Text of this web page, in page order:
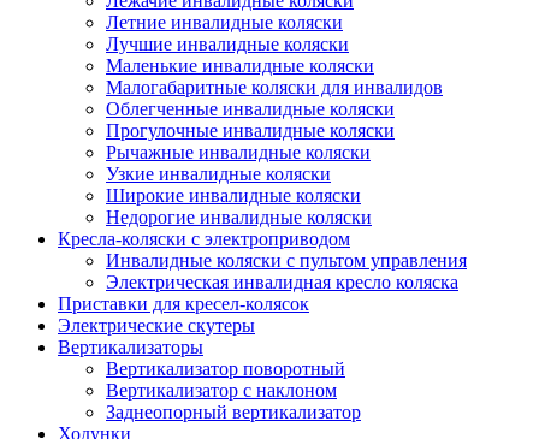
Летние инвалидные коляски
Лучшие инвалидные коляски
Маленькие инвалидные коляски
Малогабаритные коляски для инвалидов
Облегченные инвалидные коляски
Прогулочные инвалидные коляски
Рычажные инвалидные коляски
Узкие инвалидные коляски
Широкие инвалидные коляски
Недорогие инвалидные коляски
Кресла-коляски с электроприводом
Инвалидные коляски с пультом управления
Электрическая инвалидная кресло коляска
Приставки для кресел-колясок
Электрические скутеры
Вертикализаторы
Вертикализатор поворотный
Вертикализатор с наклоном
Заднеопорный вертикализатор
Ходунки